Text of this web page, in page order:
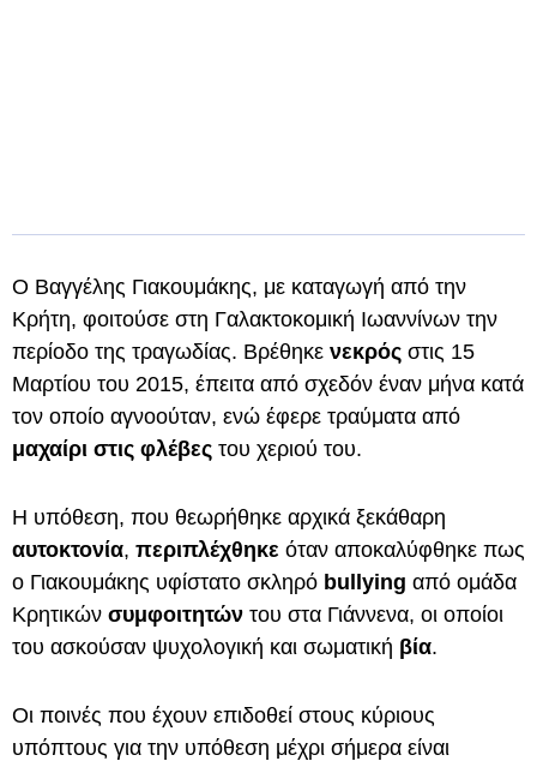
Ο Βαγγέλης Γιακουμάκης, με καταγωγή από την
Κρήτη, φοιτούσε στη Γαλακτοκομική Ιωαννίνων την
περίοδο της τραγωδίας. Βρέθηκε νεκρός στις 15
Μαρτίου του 2015, έπειτα από σχεδόν έναν μήνα κατά
τον οποίο αγνοούταν, ενώ έφερε τραύματα από
μαχαίρι στις φλέβες του χεριού του.
Η υπόθεση, που θεωρήθηκε αρχικά ξεκάθαρη
αυτοκτονία, περιπλέχθηκε όταν αποκαλύφθηκε πως
ο Γιακουμάκης υφίστατο σκληρό bullying από ομάδα
Κρητικών συμφοιτητών του στα Γιάννενα, οι οποίοι
του ασκούσαν ψυχολογική και σωματική βία.
Οι ποινές που έχουν επιδοθεί στους κύριους
υπόπτους για την υπόθεση μέχρι σήμερα είναι